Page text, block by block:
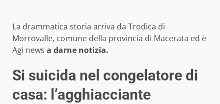
La drammatica storia arriva da Trodica di
Morrovalle, comune della provincia di Macerata ed è
Agi news a darne notizia.
Si suicida nel congelatore di
casa: l’agghiacciante